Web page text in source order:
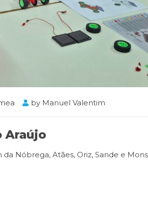
by Manuel Valentim
Araújo
Nóbrega, Atães, Oriz, Sande e